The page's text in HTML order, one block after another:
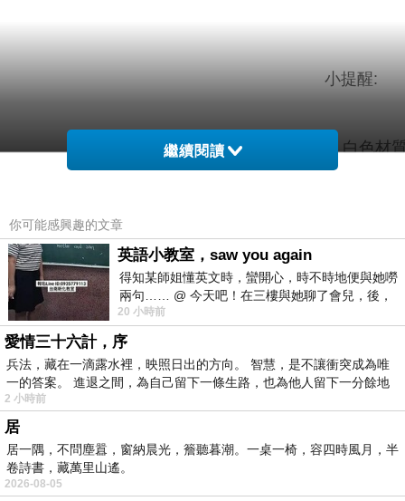
小提醒:
釦不可開，白色材
65?酯
+35?， 色
繼續閱讀
你可能感興趣的文章
英語小教室，saw you again
得知某師姐懂英文時，蠻開心，時不時地便與她嘮
兩句…… @ 今天吧！在三樓與她聊了會兒，後，
下二樓居然又撞到她，於是
20 小時前
愛情三十六計，序
兵法，藏在一滴露水裡，映照日出的方向。 智慧，是不讓衝突成為唯
一的答案。 進退之間，為自己留下一條生路，也為他人留下一分餘地
2 小時前
居
居一隅，不問塵囂，窗納晨光，簷聽暮潮。一桌一椅，容四時風月，半
卷詩書，藏萬里山遙。
2026-08-05